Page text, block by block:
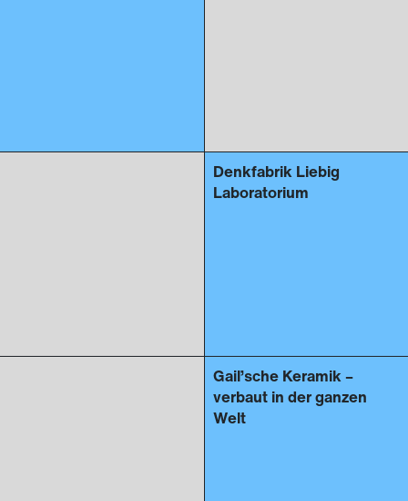
Denkfabrik Liebig
Laboratorium
Gail’sche Keramik –
verbaut in der ganzen
Welt